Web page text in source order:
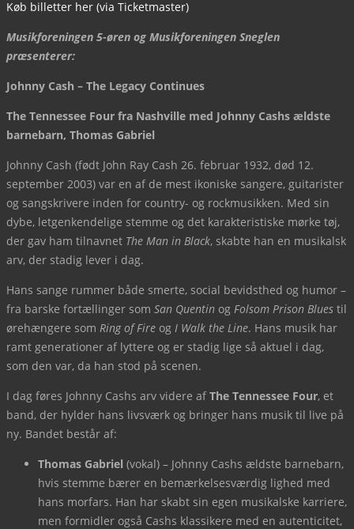
Køb billetter her (via Ticketmaster)
Musikforeningen 5-øren og Musikforeningen Sneglen
præsenterer:
Johnny Cash – The Legacy Continues
The Tennessee Four fra Nashville med Johnny Cashs ældste
barnebarn, Thomas Gabriel
Johnny Cash (født John Ray Cash 26. februar 1932, død 12.
september 2003) var en af de mest ikoniske sangere, guitarister
og sangskrivere inden for country- og rockmusikken. Med sin
dybe, letgenkendelige stemme og det karakteristiske mørke tøj,
der gav ham tilnavnet The Man in Black, skabte han en musikalsk
arv, der stadig lever i dag.
Hans sange rummer både smerte, social bevidsthed og humor –
fra barske fortællinger som San Quentin og Folsom Prison Blues til
ørehængere som Ring of Fire og I Walk the Line. Hans musik har
ramt generationer af lyttere og er stadig lige så aktuel i dag,
som den var, da han stod på scenen.
I dag føres Johnny Cashs arv videre af The Tennessee Four, et
band, der hylder hans livsværk og bringer hans musik til live på
ny. Bandet består af:
Thomas Gabriel (vokal) – Johnny Cashs ældste barnebarn,
hvis stemme bærer en bemærkelsesværdig lighed med
hans morfars. Han har skabt sin egen musikalske karriere,
men formidler også Cashs klassikere med en autenticitet,